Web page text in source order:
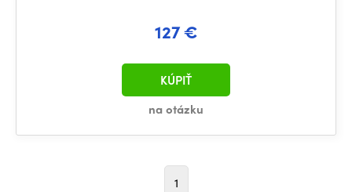
127 €
na otázku
KÚPIŤ
1